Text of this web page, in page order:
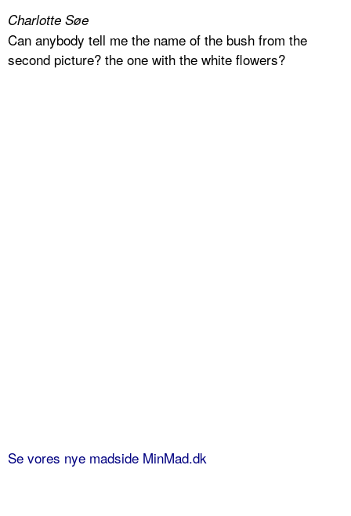
Charlotte Søe
Can anybody tell me the name of the bush from the
second picture? the one with the white flowers?
Se vores nye madside MinMad.dk